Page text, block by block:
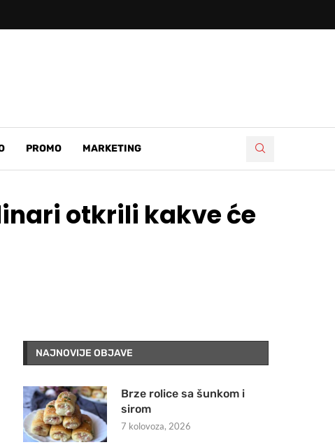
PROMO MARKETING
otkrili kakve će
NAJNOVIJE OBJAVE
Brze rolice sa šunkom i
sirom
7 kolovoza, 2026